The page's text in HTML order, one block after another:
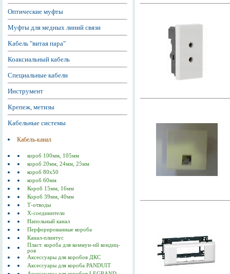
Оптические муфты
Муфты для медных линий связи
Кабель "витая пара"
Коаксиальный кабель
Специальные кабели
Инструмент
Крепеж, метизы
Кабельные системы
Кабель-канал
короб 100мм, 105мм
короб 20мм, 24мм, 25мм
короб 80х50
короб 60мм
Короб 15мм, 16мм
Короб 39мм, 40мм
Т-отводы
Х-соединители
Напольный канал
Перфорированные короба
Канал-плинтус
Пласт. короба для коммун-ий кондиц-
ров
Аксессуары для коробов ДКС
Аксессуары для короба PANDUIT